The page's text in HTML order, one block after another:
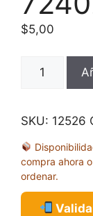
$5,00
XPRC
DE
18ML
72402
cantidad
SKU: 12526
compra ahora
ordenar.